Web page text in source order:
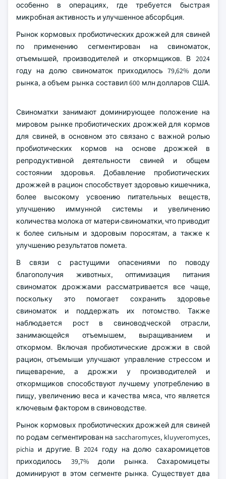
особенно в операциях, где требуется быстрая
микробная активность и улучшенное абсорбция.
Рынок кормовых пробиотических дрожжей для свиней
по применению сегментирован на свиноматок,
отъемышей, производителей и откормщиков. В 2024
году на долю свиноматок приходилось 79,62% доли
рынка, а объем рынка составил 600 млн долларов США.
Свиноматки занимают доминирующее положение на
мировом рынке пробиотических дрожжей для кормов
для свиней, в основном это связано с важной ролью
пробиотических кормов на основе дрожжей в
репродуктивной деятельности свиней и общем
состоянии здоровья. Добавление пробиотических
дрожжей в рацион способствует здоровью кишечника,
более высокому усвоению питательных веществ,
улучшению иммунной системы и увеличению
количества молока от матери-свиноматки, что приводит
к более сильным и здоровым поросятам, а также к
улучшению результатов помета.
В связи с растущими опасениями по поводу
благополучия животных, оптимизация питания
свиноматок дрожжами рассматривается все чаще,
поскольку это помогает сохранить здоровье
свиноматок и поддержать их потомство. Также
наблюдается рост в свиноводческой отрасли,
занимающейся отъемышем, выращиванием и
откормом. Включая пробиотические дрожжи в свой
рацион, отъемыши улучшают управление стрессом и
пищеварение, а дрожжи у производителей и
откормщиков способствуют лучшему употреблению в
пищу, увеличению веса и качества мяса, что является
ключевым фактором в свиноводстве.
Рынок кормовых пробиотических дрожжей для свиней
по родам сегментирован на saccharomyces, kluyveromyces,
pichia и другие. В 2024 году на долю сахаромицетов
приходилось 39,7% доли рынка. Сахаромицеты
доминируют в этом сегменте рынка. Существует два